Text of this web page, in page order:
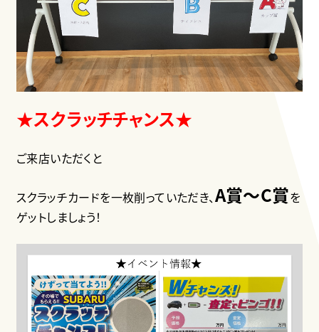
★スクラッチチャンス★
ご来店いただくと
スクラッチカードを一枚削っていただき、 A賞～C賞を
ゲットしましょう！